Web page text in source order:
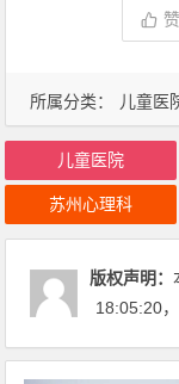
所属分类： 儿童医
儿童医院
苏州心理科
版权声明：
18:05:20